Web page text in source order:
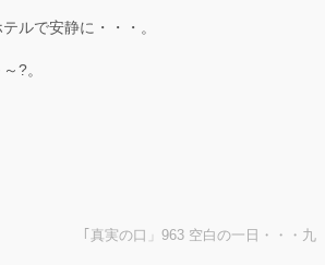
ルで安静に・・・。
?。
｢真実の口」963 空白の一日・・・九